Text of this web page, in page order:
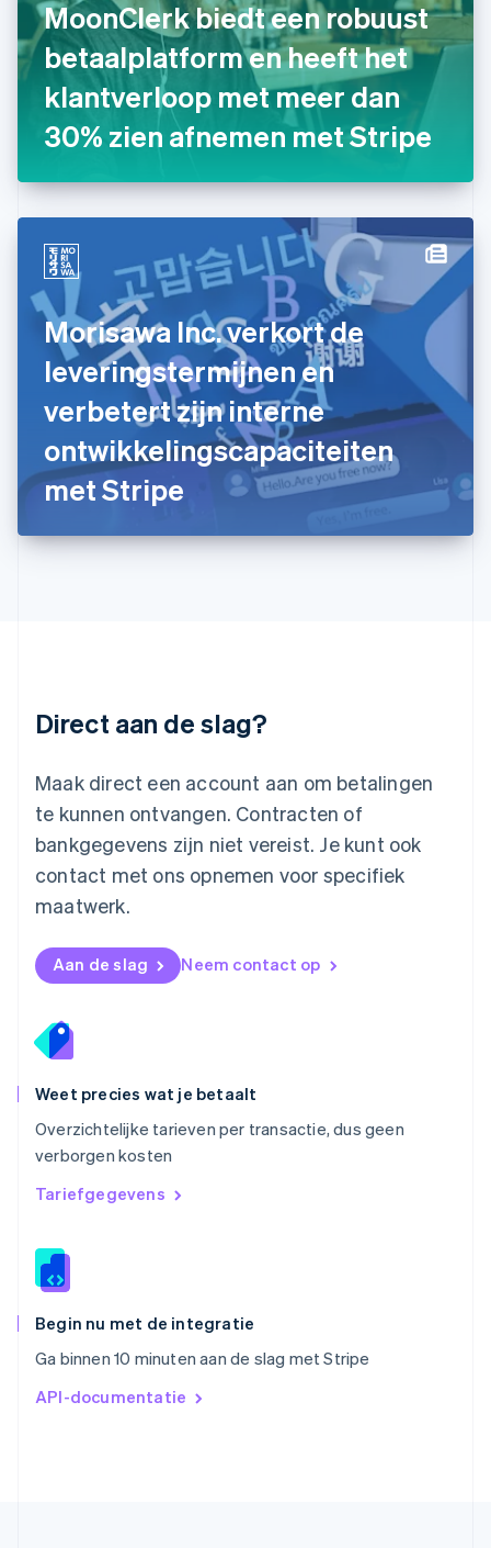
MoonClerk biedt een robuust
betaalplatform en heeft het
klantverloop met meer dan
30% zien afnemen met Stripe
Morisawa Inc. verkort de
leveringstermijnen en
verbetert zijn interne
ontwikkelingscapaciteiten
met Stripe
Direct aan de slag?
Maak direct een account aan om betalingen
te kunnen ontvangen. Contracten of
bankgegevens zijn niet vereist. Je kunt ook
contact met ons opnemen voor specifiek
maatwerk.
Aan de slag Neem contact op
Weet precies wat je betaalt
Overzichtelijke tarieven per transactie, dus geen
verborgen kosten
Tariefgegevens
Begin nu met de integratie
Ga binnen 10 minuten aan de slag met Stripe
API-documentatie
FrançaisEnglish
Gibraltar
English
Griekenland
Hongarije
Hongkong SAR, China
English
India
English
Italië
ItalianoEnglish
Japan
日本語 English
Kroatië
EnglishItaliano
Letland
English
Liechtenstein
English
Litouwen
Mexico
Español English
NederlandsEnglish
Nieuw-Zeeland
English
Noorwegen
English
DeutschEnglish
English
Portugal
Roemenië
English
English简体中文
EnglishItaliano
Slowakije
English
Spanje
Thailand
Tsjechië
English
简体中文English
English